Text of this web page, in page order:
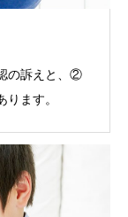
の訴えと、②
ます。